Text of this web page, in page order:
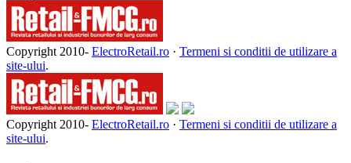
Copyright 2010- ElectroRetail.ro · Termeni si conditii de utilizare a
site-ului.
Copyright 2010- ElectroRetail.ro · Termeni si conditii de utilizare a
site-ului.